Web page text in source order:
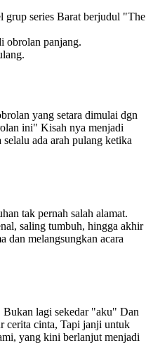
grup series Barat berjudul "The
obrolan panjang.
yang setara dimulai dgn
ini" Kisah nya menjadi
ada arah pulang ketika
tak pernah salah alamat.
saling tumbuh, hingga akhir
dan melangsungkan acara
lagi sekedar "aku" Dan
cerita cinta, Tapi janji untuk
yang kini berlanjut menjadi